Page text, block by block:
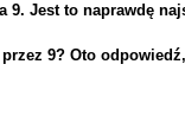
Jest to naprawdę
9? Oto